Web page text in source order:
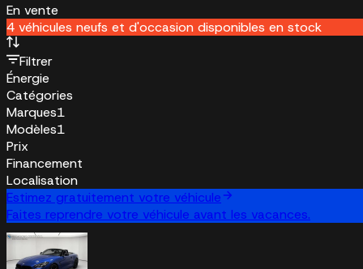
En vente
4 véhicules neufs et d'occasion disponibles en stock
Filtrer
Énergie
Catégories
Marques1
Modèles1
Prix
Financement
Localisation
Estimez gratuitement votre véhicule
Faites reprendre votre véhicule avant les vacances.